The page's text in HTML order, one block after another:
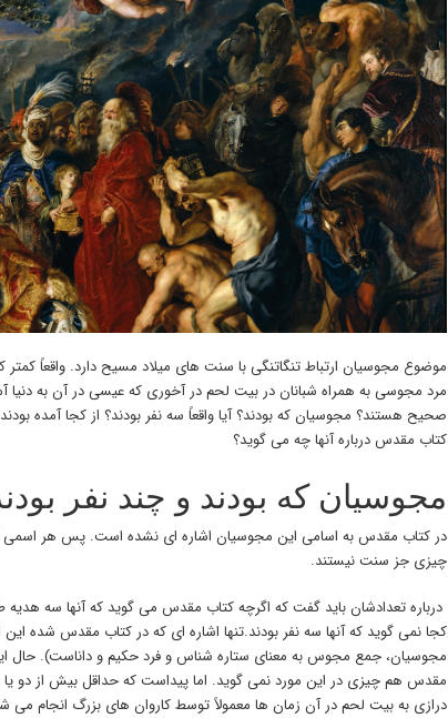
موضوع مجوسیان ارتباط تنگاتنگی با سنت های میلاد مسیح دارد. واقعاً
مرد مجوسی به همراه شبانان در بیت لحم در آخوری که عیسی در آن به دنیا
صحیح هستند؟ مجوسیان که بودند؟ آیا واقعاً سه نفر بودند؟ از کجا آمده
کتاب مقدس درباره آنها چه می گوید؟
مجوسیان که بودند و چند نفر
در کتاب مقدس به اسامی این مجوسیان اشاره ای نشده است. پس هر اسمی
چیزی جز سنت نیستند.
کجا نمی گوید که آنها سه نفر بودند.تنها اشاره ای که در کتاب مقدس شده
مجوسیان، جمع مجوس به معنای ستاره شناس و فرد حکیم و داناست). حال
مقدس هم چیزی در این مورد نمی گوید. اما پیداست که حداقل بیش از دو یا
درازی به بیت لحم در آن زمان ها معمولاً توسط کاروان های بزرگ انجام می